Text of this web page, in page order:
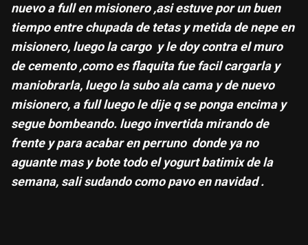
nuevo a full en misionero ,asi estuve por un buen
tiempo entre chupada de tetas y metida de nepe en
misionero, luego la cargo y le doy contra el muro
de cemento ,como es flaquita fue facil cargarla y
maniobrarla, luego la subo ala cama y de nuevo
misionero, a full luego le dije q se ponga encima y
segue bombeando. luego invertida mirando de
frente y para acabar en perruno donde ya no
aguante mas y bote todo el yogurt batimix de la
semana, sali sudando como pavo en navidad .